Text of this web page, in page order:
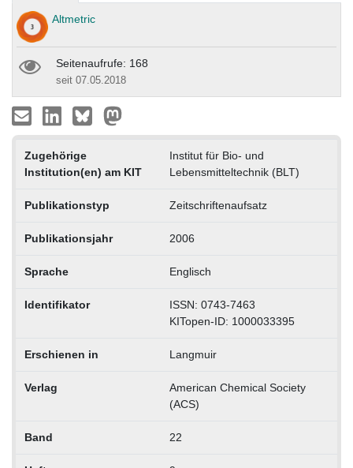
Altmetric
Seitenaufrufe: 168
seit 07.05.2018
Zugehörige
Institution(en) am KIT
Institut für Bio- und
Lebensmitteltechnik (BLT)
Publikationstyp Zeitschriftenaufsatz
Publikationsjahr 2006
Sprache Englisch
Identifikator
ISSN: 0743-7463
KITopen-ID: 1000033395
Erschienen in Langmuir
Verlag
American Chemical Society
(ACS)
Band 22